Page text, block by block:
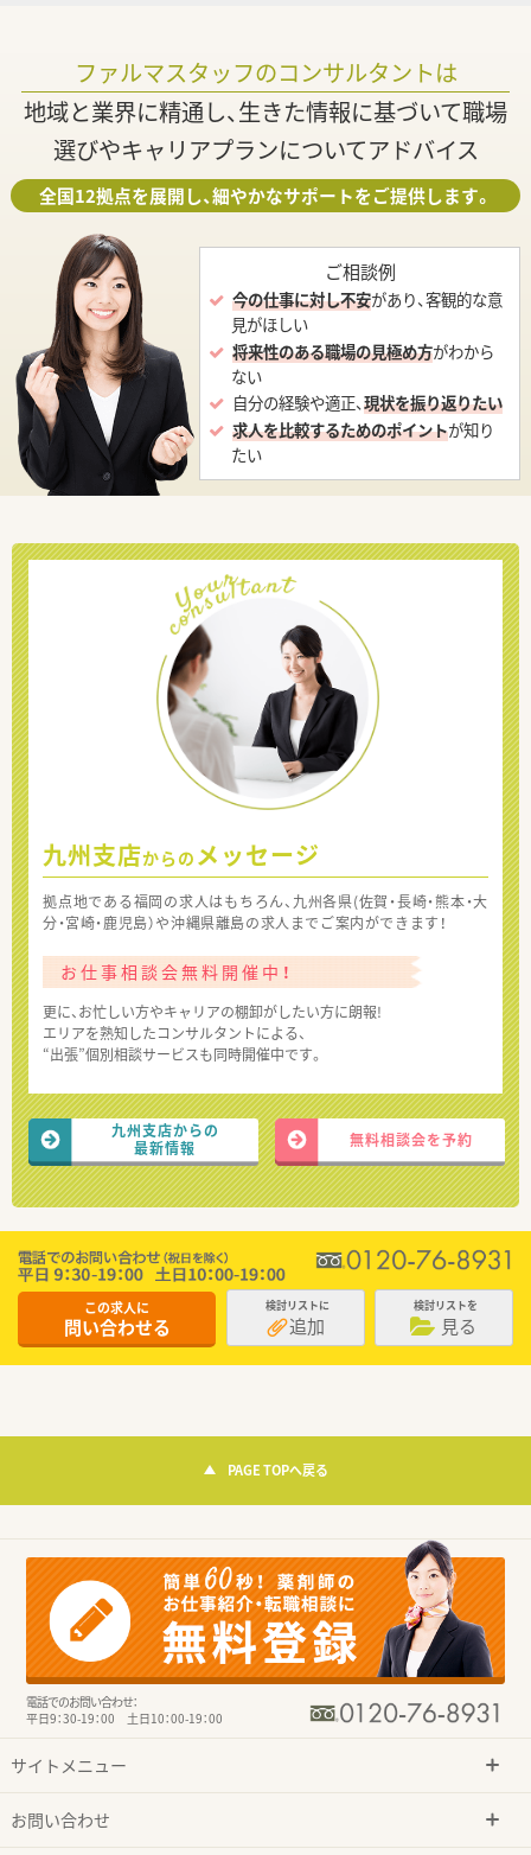
ファルマスタッフのコンサルタントは
地域と業界に精通し、生きた情報に基づいて職場
選びやキャリアプランについてアドバイス
全国12拠点を展開し、細やかなサポートをご提供します。
ご相談例
今の仕事に対し不安があり、客観的な意
見がほしい
将来性のある職場の見極め方がわから
ない
自分の経験や適正、現状を振り返りたい
求人を比較するためのポイントが知り
たい
九州支店からの メッセージ
拠点地である福岡の求人はもちろん、九州各県(佐賀・長崎・熊本・大
分・宮崎・鹿児島）や沖縄県離島の求人までご案内ができます！
お仕事相談会無料開催中！
更に、お忙しい方やキャリアの棚卸がしたい方に朗報!
エリアを熟知したコンサルタントによる、
“出張”個別相談サービスも同時開催中です。
九州支店からの
最新情報
無料相談会を予約
この求人に
問い合わせる
検討リストに
追加
検討リストを
見る
PAGE TOPへ戻る
電話でのお問い合わせ：
平日9：30-19：00 土日10：00-19：00
サイトメニュー
お問い合わせ